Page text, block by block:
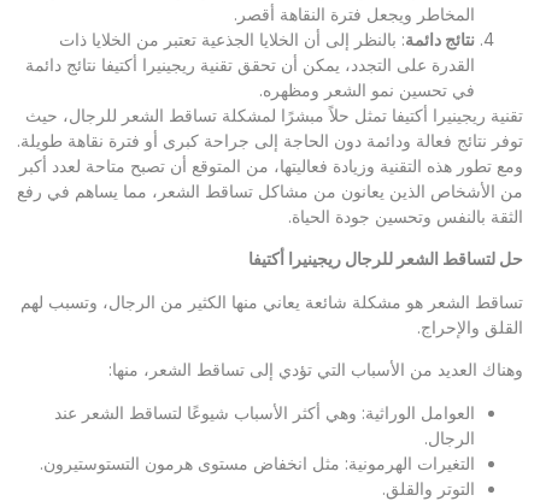
المخاطر ويجعل فترة النقاهة أقصر.
نتائج دائمة: بالنظر إلى أن الخلايا الجذعية تعتبر من الخلايا ذات
القدرة على التجدد، يمكن أن تحقق تقنية ريجينيرا أكتيفا نتائج دائمة
في تحسين نمو الشعر ومظهره.
تقنية ريجينيرا أكتيفا تمثل حلاً مبشرًا لمشكلة تساقط الشعر للرجال، حيث
توفر نتائج فعالة ودائمة دون الحاجة إلى جراحة كبرى أو فترة نقاهة طويلة.
ومع تطور هذه التقنية وزيادة فعاليتها، من المتوقع أن تصبح متاحة لعدد أكبر
من الأشخاص الذين يعانون من مشاكل تساقط الشعر، مما يساهم في رفع
الثقة بالنفس وتحسين جودة الحياة.
حل لتساقط الشعر للرجال ريجينيرا أكتيفا
تساقط الشعر هو مشكلة شائعة يعاني منها الكثير من الرجال، وتسبب لهم
القلق والإحراج.
وهناك العديد من الأسباب التي تؤدي إلى تساقط الشعر، منها:
العوامل الوراثية: وهي أكثر الأسباب شيوعًا لتساقط الشعر عند
الرجال.
التغيرات الهرمونية: مثل انخفاض مستوى هرمون التستوستيرون.
التوتر والقلق.